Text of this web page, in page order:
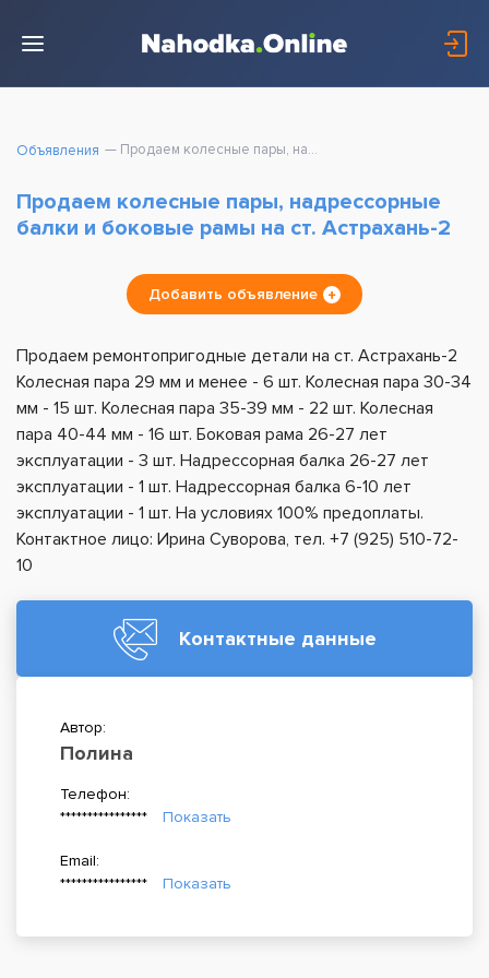
Объявления Продаем колесные пары, надрессорные балки и боковые рамы на ст. Астрахань-2
Продаем колесные пары, надрессорные
балки и боковые рамы на ст. Астрахань-2
Добавить объявление
Продаем ремонтопригодные детали на ст. Астрахань-2
Колесная пара 29 мм и менее - 6 шт. Колесная пара 30-34
мм - 15 шт. Колесная пара 35-39 мм - 22 шт. Колесная
пара 40-44 мм - 16 шт. Боковая рама 26-27 лет
эксплуатации - 3 шт. Надрессорная балка 26-27 лет
эксплуатации - 1 шт. Надрессорная балка 6-10 лет
эксплуатации - 1 шт. На условиях 100% предоплаты.
Контактное лицо: Ирина Суворова, тел. +7 (925) 510-72-
10
Контактные данные
Автор:
Полина
Телефон:
****************
Показать
Email:
****************
Показать